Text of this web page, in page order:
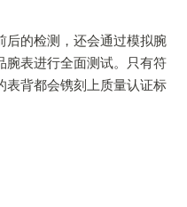
后的检测，还会通过模拟腕
腕表进行全面测试。只有符
表背都会镌刻上质量认证标